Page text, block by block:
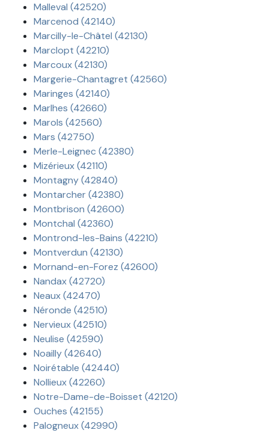
Malleval (42520)
Marcenod (42140)
Marcilly-le-Châtel (42130)
Marclopt (42210)
Marcoux (42130)
Margerie-Chantagret (42560)
Maringes (42140)
Marlhes (42660)
Marols (42560)
Mars (42750)
Merle-Leignec (42380)
Mizérieux (42110)
Montagny (42840)
Montarcher (42380)
Montbrison (42600)
Montchal (42360)
Montrond-les-Bains (42210)
Montverdun (42130)
Mornand-en-Forez (42600)
Nandax (42720)
Neaux (42470)
Néronde (42510)
Nervieux (42510)
Neulise (42590)
Noailly (42640)
Noirétable (42440)
Nollieux (42260)
Notre-Dame-de-Boisset (42120)
Ouches (42155)
Palogneux (42990)